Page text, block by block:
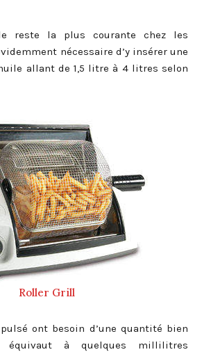
reste la plus courante chez les
nécessaire d’y insérer une
allant de 1,5 litre à 4 litres selon
Roller Grill
ont besoin d’une quantité bien
à quelques millilitres